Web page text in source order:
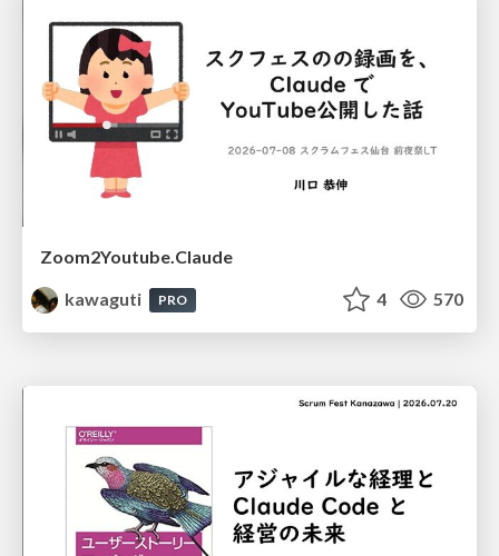
Zoom2Youtube.Claude
kawaguti
PRO 4 570